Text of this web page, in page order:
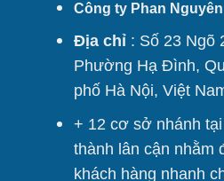
Công ty Phan Nguyên
Địa chỉ : Số 23 Ngõ
Phường Hạ Đình,
phố Hà Nội, Việt
+ 12 cơ sở nhánh
thành lân cận nhằm
khách hàng nhanh